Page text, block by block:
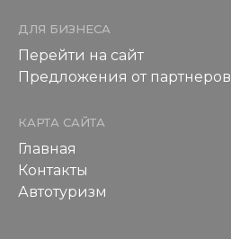
ДЛЯ БИЗНЕСА
Перейти на сайт
Предложения от партнеров
КАРТА САЙТА
Главная
Контакты
Автотуризм